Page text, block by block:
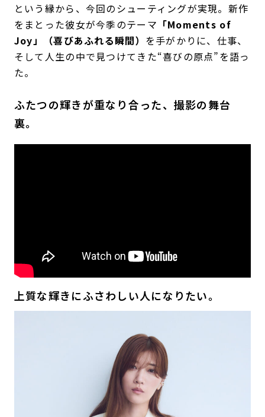
という縁から、今回のシューティングが実現。新作
をまとった彼女が今季のテーマ 「Moments of
Joy」（喜びあふれる瞬間） を手がかりに、仕事、
そして人生の中で見つけてきた“喜びの原点”を語っ
た。
ふたつの輝きが重なり合った、撮影の舞台
裏。
上質な輝きにふさわしい人になりたい。